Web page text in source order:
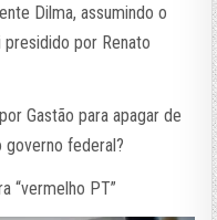
Dilma, assumindo o
por Renato
Gastão para apagar de
federal?
“vermelho PT”